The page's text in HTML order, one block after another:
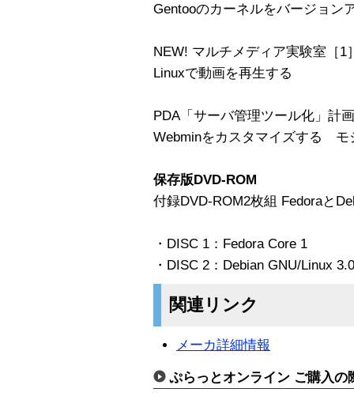
Gentooのカーネルをバージョン
NEW! マルチメディア実験室［1
Linuxで動画を再生する
PDA「サーバ管理ツール化」計
Webminをカスタマイズする モ
保存版DVD-ROM
付録DVD-ROM2枚組 Fedoraと
・DISC 1：Fedora Core 1
・DISC 2：Debian GNU/Linux
関連リンク
メーカ詳細情報
ぷらっとオンライン ご購入の